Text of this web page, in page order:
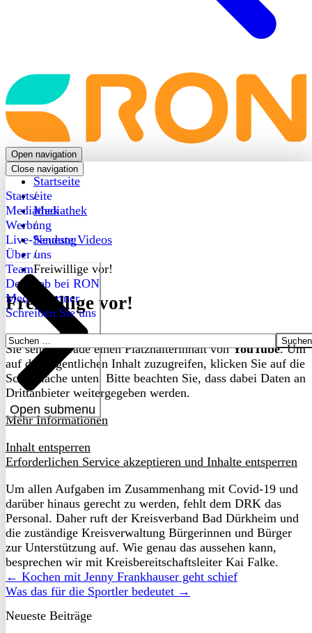
Back
to
frontpage
Open navigation
Close navigation
Startseite
Mediathek
Werbung
Live-Sendung
Über uns
Open submenu
Team
Dein Job bei RON
Medienpartner
Schreiben Sie uns
Suchen
nach:
Startseite
/
Mediathek
/
Neueste Videos
/
Freiwillige vor!
Freiwillige vor!
Sie sehen gerade einen Platzhalterinhalt vonYouTube. Um
auf den eigentlichen Inhalt zuzugreifen, klicken Sie auf die
Schaltfläche unten. Bitte beachten Sie, dass dabei Daten an
Drittanbieter weitergegeben werden.
Mehr Informationen
Inhalt entsperren
Erforderlichen Service akzeptieren und Inhalte entsperren
Um allen Aufgaben im Zusammenhang mit Covid-19 und
darüber hinaus gerecht zu werden, fehlt dem DRK das
Personal. Daher ruft der Kreisverband Bad Dürkheim und
die zuständige Kreisverwaltung Bürgerinnen und Bürger
zur Unterstützung auf. Wie genau das aussehen kann,
besprechen wir mit Kreisbereitschaftsleiter Kai Falke.
← Kochen mit Jenny Frankhauser geht schief
Was das für die Sportler bedeutet →
Neueste Beiträge